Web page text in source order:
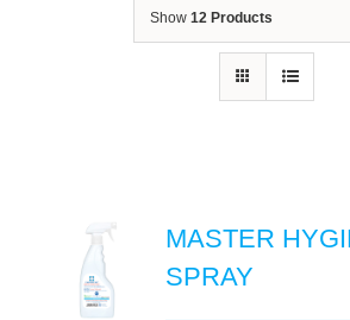
Show 12 Products
MASTER
SPRAY